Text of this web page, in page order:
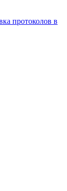
протоколов в